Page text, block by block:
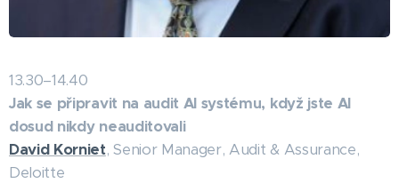
13.30–14.40
Jak se připravit na audit AI systému, když jste AI
dosud nikdy neauditovali
David Korniet, Senior Manager, Audit & Assurance,
Deloitte